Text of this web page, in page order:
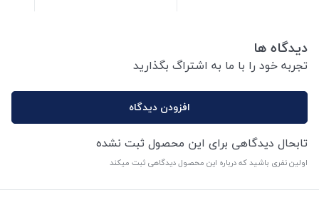
دیدگاه ها
تجربه خود را با ما به اشتراگ بگذارید
افزودن دیدگاه
تابحال دیدگاهی برای این محصول ثبت نشده
اولین نفری باشید که درباره این محصول دیدگاهی ثبت میکند